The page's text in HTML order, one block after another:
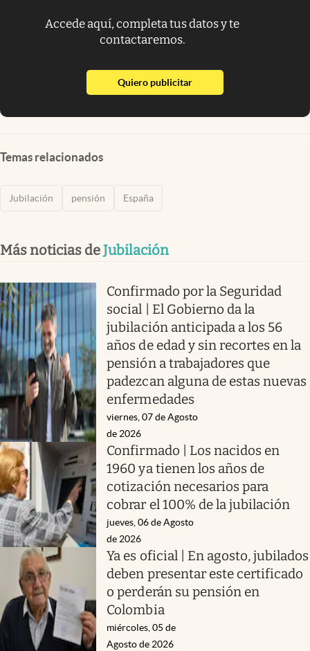
Accede aquí, completa tus datos y te
contactaremos.
Quiero publicitarabre en nueva pestaña
Temas relacionados
Jubilación pensión España
Más noticias deJubilación
Confirmado por la Seguridad
social | El Gobierno da la
jubilación anticipada a los 56
años de edad y sin recortes en la
pensión a trabajadores que
padezcan alguna de estas nuevas
enfermedades
viernes, 07 de Agosto
de 2026
Confirmado | Los nacidos en
1960 ya tienen los años de
cotización necesarios para
cobrar el 100% de la jubilación
jueves, 06 de Agosto
de 2026
Ya es oficial | En agosto, jubilados
deben presentar este certificado
o perderán su pensión en
Colombia
miércoles, 05 de
Agosto de 2026